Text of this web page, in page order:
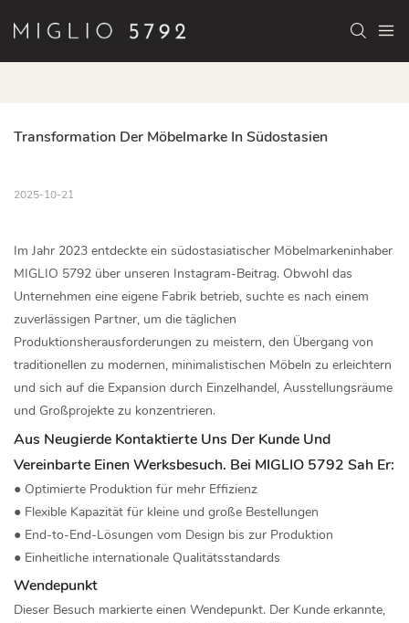
Transformation Der Möbelmarke In Südostasien
2025-10-21
Im Jahr 2023 entdeckte ein südostasiatischer Möbelmarkeninhaber
MIGLIO 5792 über unseren Instagram-Beitrag. Obwohl das
Unternehmen eine eigene Fabrik betrieb, suchte es nach einem
zuverlässigen Partner, um die täglichen
Produktionsherausforderungen zu meistern, den Übergang von
traditionellen zu modernen, minimalistischen Möbeln zu erleichtern
und sich auf die Expansion durch Einzelhandel, Ausstellungsräume
und Großprojekte zu konzentrieren.
Aus Neugierde Kontaktierte Uns Der Kunde Und
Vereinbarte Einen Werksbesuch. Bei MIGLIO 5792 Sah Er:
● Optimierte Produktion für mehr Effizienz
● Flexible Kapazität für kleine und große Bestellungen
● End-to-End-Lösungen vom Design bis zur Produktion
● Einheitliche internationale Qualitätsstandards
Wendepunkt
Dieser Besuch markierte einen Wendepunkt. Der Kunde erkannte,